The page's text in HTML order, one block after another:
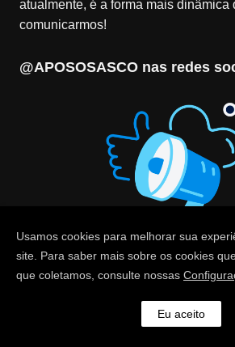
atualmente, é a forma mais dinâmica
comunicarmos!
@APOSOSASCO nas redes
Usamos cookies para melhorar sua
site. Para saber mais sobre os cookies
que coletamos, consulte nossas
Eu aceito